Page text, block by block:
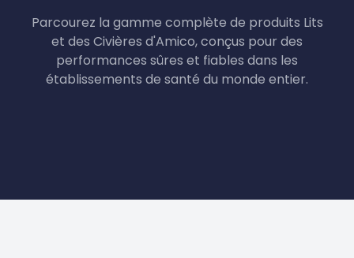
Parcourez la gamme complète de produits Lits
et des Civières d'Amico, conçus pour des
performances sûres et fiables dans les
établissements de santé du monde entier.